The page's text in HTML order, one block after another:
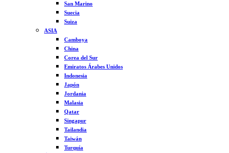
San Marino
Suecia
Suiza
ASIA
Camboya
China
Corea del Sur
Emiratos Árabes Unidos
Indonesia
Japón
Jordania
Malasia
Qatar
Singapur
Tailandia
Taiwán
Turquía